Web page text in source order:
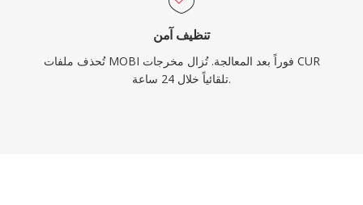
تنظيف آمن
تُحذف ملفات MOBI فوراً بعد المعالجة. تُزال مخرجات CUR
تلقائياً خلال 24 ساعة.